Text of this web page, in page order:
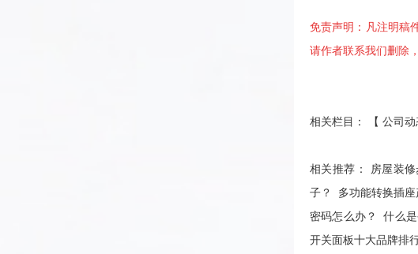
免责声明：凡注明稿
请作者联系我们删除
相关栏目： 【 公司动
相关推荐： 房屋装
子？
多功能转换插
密码怎么办？
什么
开关面板十大品牌排